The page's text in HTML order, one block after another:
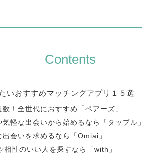
Contents
いおすすめマッチングアプリ１５選
数！全世代におすすめ「ペアーズ」
軽な出会いから始めるなら「タップル」
出会いを求めるなら「Omiai」
相性のいい人を探すなら「with」